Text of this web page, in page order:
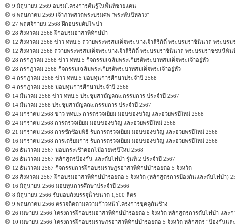
9 มิถุนายน 2569 อบรมโครงการตื่นรู้ในพื้นที่ชายแดน
6 พฤษภาคม 2569 เจ้าภาพสวดพระบรมศพ "พระพันปีหลวง"
27 พฤศจิกายน 2568 ฝึกอบรมดับไฟป่า
28 สิงหาคม 2568 ฝึกอบรมอาสาพิทักษ์ป่า
12 สิงหาคม 2568 ข่าว ททบ.5 ถวายพระพรสมเด็จพระนางเจ้าสิริกิติ์ พระบรมราชินีนาถ พระบร
12 สิงหาคม 2568 ถวายพระพรสมเด็จพระนางเจ้าสิริกิติ์ พระบรมราชินีนาถ พระบรมราชชนนีพัน
28 กรกฎาคม 2568 ข่าว ททบ.5 กิจกรรมเฉลิมพระเกียรติพระบาทสมเด็จพระเจ้าอยู่หัว
28 กรกฎาคม 2568 กิจกรรมเฉลิมพระเกียรติพระบาทสมเด็จพระเจ้าอยู่หัว
4 กรกฎาคม 2568 ข่าว ททบ.5 มอบทุนการศึกษาประจำปี 2568
4 กรกฎาคม 2568 มอบทุนการศึกษาประจำปี 2568
14 มีนาคม 2568 ข่าว ททบ.5 ประชุมสามัญคณะกรรมการ ประจำปี 2567
14 มีนาคม 2568 ประชุมสามัญคณะกรรมการ ประจำปี 2567
24 มกราคม 2568 ข่าว ททบ.5 การตรวจเยี่ยม มอบของขวัญ และอวยพรปีใหม่ 2568
24 มกราคม 2568 การตรวจเยี่ยม มอบของขวัญ และอวยพรปีใหม่ 2568
21 มกราคม 2568 การซักซ้อมพิธี รับการตรวจเยี่ยม มอบของขวัญ และอวยพรปีใหม่ 2568
16 มกราคม 2568 การเตรียมการ รับการตรวจเยี่ยม มอบของขวัญ และอวยพรปีใหม่ 2568
26 ธันวาคม 2567 มอบกระเช้าดอกไม้อวยพรปีใหม่ 2568
26 ธันวาคม 2567 หลักสูตรป้องกัน และดับไฟป่า รุ่นที่ 2 ประจำปี 2567
12 ธันวาคม 2567 กิจกรรมการฝึกอบรมราษฎรอาสาพิทักษ์ป่ารอยต่อ 5 จังหวัด
28 สิงหาคม 2567 ฝึกอบรมอาสาพิทักษ์ป่ารอยต่อ 5 จังหวัด (หลักสูตรการป้องกันและดับไฟป่า)
16 มิถุนายน 2566 มอบทุนการศึกษาประจําปี 2566
8 มิถุนายน 2566 รับมอบถังบรรจุน้ําขนาด 1,500 ลิตร
9 พฤษภาคม 2566 ตรวจติดตามความก้าวหน้าโครงการขุดคูกันช้าง
26 เมษายน 2566 โครงการฝึกอบรมอาสาพิทักษ์ป่ารอยต่อ 5 จังหวัด หลักสูตรการดับไฟป่า และ
10 เมษายน 2566 โครงการฝึกอบรมราษฎรอาสาพิทักษ์ป่ารอยต่อ 5 จังหวัด หลักสูตร “ป้องกันแล